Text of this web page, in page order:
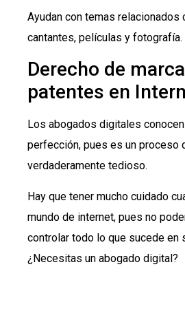
Ayudan con temas relacionados
cantantes, películas y fotografía.
Derecho de
patentes en
Los abogados digitales
perfección, pues es un proceso
verdaderamente tedioso.
Hay que tener mucho cuidado
mundo de internet, pues no
controlar todo lo que sucede en
¿Necesitas un abogado digital?